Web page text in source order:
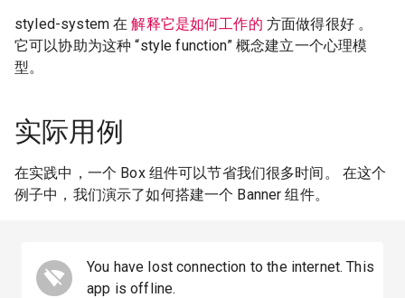
styled-system 在解释它是如何工作的 方面做得很好 。
它可以协助为这种 “style function” 概念建立一个心理模
型。
实际用例
在实践中，一个 Box 组件可以节省我们很多时间。 在这个
例子中，我们演示了如何搭建一个 Banner 组件。
You have lost connection to the internet. This
app is offline.